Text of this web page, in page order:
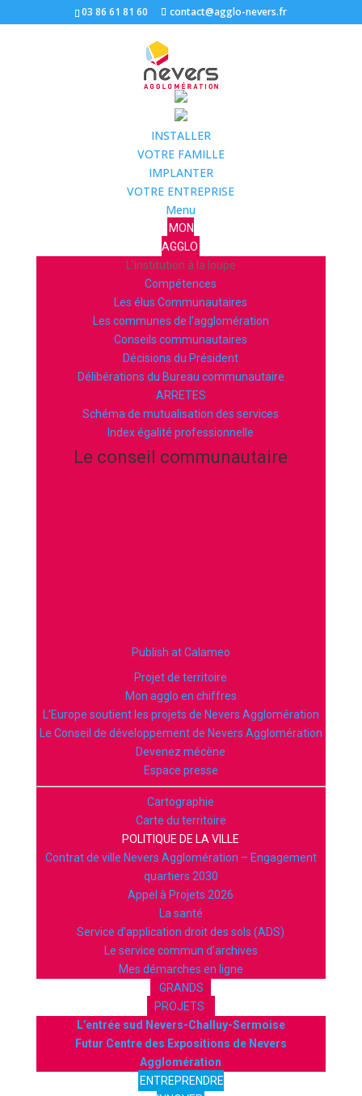
03 86 61 81 60 contact@agglo-nevers.fr
INSTALLER
VOTRE FAMILLE
IMPLANTER
VOTRE ENTREPRISE
Menu
MON
AGGLO
L’institution à la loupe
Compétences
Les élus Communautaires
Les communes de l’agglomération
Conseils communautaires
Décisions du Président
Délibérations du Bureau communautaire
ARRETES
Schéma de mutualisation des services
Index égalité professionnelle
Le conseil communautaire
Publish at Calameo
Projet de territoire
Mon agglo en chiffres
L’Europe soutient les projets de Nevers Agglomération
Le Conseil de développement de Nevers Agglomération
Devenez mécène
Espace presse
Cartographie
Carte du territoire
POLITIQUE DE LA VILLE
Contrat de ville Nevers Agglomération – Engagement
quartiers 2030
Appel à Projets 2026
La santé
Service d’application droit des sols (ADS)
Le service commun d’archives
Mes démarches en ligne
GRANDS
PROJETS
L’entrée sud Nevers-Challuy-Sermoise
Futur Centre des Expositions de Nevers
Agglomération
ENTREPRENDRE